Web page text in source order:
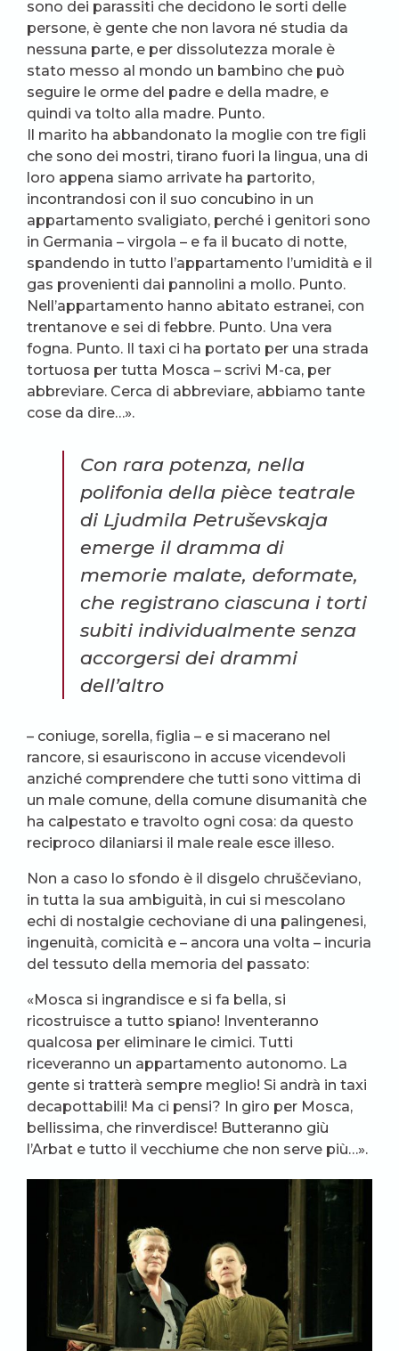
sono dei parassiti che decidono le sorti delle
persone, è gente che non lavora né studia da
nessuna parte, e per dissolutezza morale è
stato messo al mondo un bambino che può
seguire le orme del padre e della madre, e
quindi va tolto alla madre. Punto.
Il marito ha abbandonato la moglie con tre figli
che sono dei mostri, tirano fuori la lingua, una di
loro appena siamo arrivate ha partorito,
incontrandosi con il suo concubino in un
appartamento svaligiato, perché i genitori sono
in Germania – virgola – e fa il bucato di notte,
spandendo in tutto l’appartamento l’umidità e il
gas provenienti dai pannolini a mollo. Punto.
Nell’appartamento hanno abitato estranei, con
trentanove e sei di febbre. Punto. Una vera
fogna. Punto. Il taxi ci ha portato per una strada
tortuosa per tutta Mosca – scrivi M-ca, per
abbreviare. Cerca di abbreviare, abbiamo tante
cose da dire…».
Con rara potenza, nella
polifonia della pièce teatrale
di Ljudmila Petruševskaja
emerge il dramma di
memorie malate, deformate,
che registrano ciascuna i torti
subiti individualmente senza
accorgersi dei drammi
dell’altro
– coniuge, sorella, figlia – e si macerano nel
rancore, si esauriscono in accuse vicendevoli
anziché comprendere che tutti sono vittima di
un male comune, della comune disumanità che
ha calpestato e travolto ogni cosa: da questo
reciproco dilaniarsi il male reale esce illeso.
Non a caso lo sfondo è il disgelo chruščeviano,
in tutta la sua ambiguità, in cui si mescolano
echi di nostalgie cechoviane di una palingenesi,
ingenuità, comicità e – ancora una volta – incuria
del tessuto della memoria del passato:
«Mosca si ingrandisce e si fa bella, si
ricostruisce a tutto spiano! Inventeranno
qualcosa per eliminare le cimici. Tutti
riceveranno un appartamento autonomo. La
gente si tratterà sempre meglio! Si andrà in taxi
decapottabili! Ma ci pensi? In giro per Mosca,
bellissima, che rinverdisce! Butteranno giù
l’Arbat e tutto il vecchiume che non serve più…».